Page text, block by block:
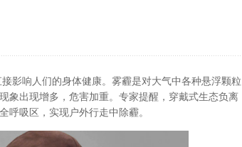
影响人们的身体健康。雾霾是对大气中各种悬浮颗粒
象出现增多，危害加重。专家提醒，穿戴式生态负离
呼吸区，实现户外行走中除霾。